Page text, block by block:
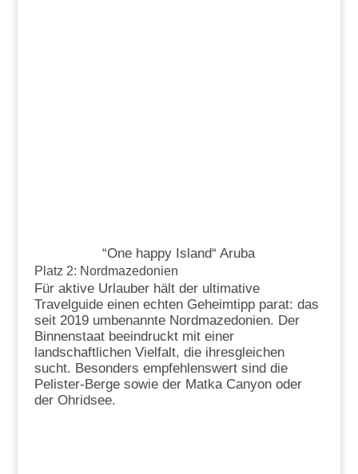
“One happy Island“ Aruba
Platz 2: Nordmazedonien
Für aktive Urlauber hält der ultimative
Travelguide einen echten Geheimtipp parat: das
seit 2019 umbenannte Nordmazedonien. Der
Binnenstaat beeindruckt mit einer
landschaftlichen Vielfalt, die ihresgleichen
sucht. Besonders empfehlenswert sind die
Pelister-Berge sowie der Matka Canyon oder
der Ohridsee.